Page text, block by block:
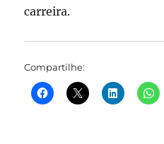
carreira.
Compartilhe: